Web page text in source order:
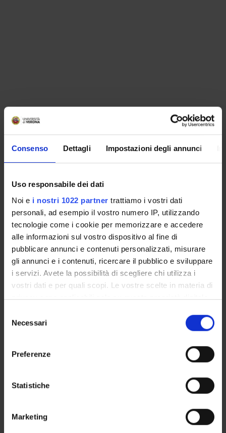
Consenso Dettagli Impostazioni degli annunci
Uso responsabile dei dati
Noi e i nostri 1022 partner trattiamo i vostri dati
personali, ad esempio il vostro numero IP, utilizzando
tecnologie come i cookie per memorizzare e accedere
alle informazioni sul vostro dispositivo al fine di
pubblicare annunci e contenuti personalizzati, misurare
gli annunci e i contenuti, ricercare il pubblico e sviluppare
i servizi. Avete la possibilità di scegliere chi utilizza i
vostri dati e per quali scopi. Le vostre scelte in materia di
privacy sono applicabili solo su questa proprietà digitale
modificare o revocare il proprio consenso in qualsiasi
momento dalla Dichiarazione sui cookie o facendo clic
raccogliere informazioni sulla tua posizione
geografica, con un'approssimazione di qualche
Identificare il tuo dispositivo, scansionandolo
delNecessari
Preferenze
Statistiche
Marketing
GOVERNANCE
SERVIZI DI SEGRETERIA STUDENTI
STRUTTURE DEL DIPARTIMENTO
LABORATORI DI RICERCA
CENTRI DI RICERCA
Contatti
Luoghi